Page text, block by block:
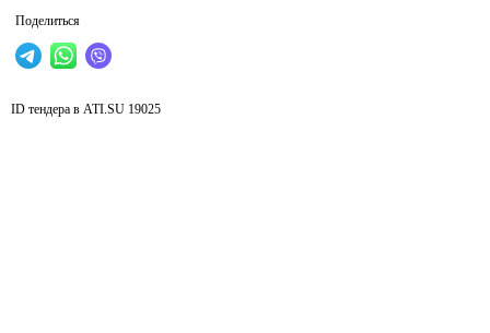
Поделиться
ID тендера в ATI.SU 19025